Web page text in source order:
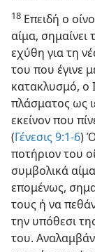
18 Επειδή ο
αίμα, σημαίνει
εχύθη για τη
του που έγινε
κατακλυσμό, ο
πλάσματος ως
εκείνον που
(Γένεσις 9:1-6)
ποτήριον του
συμβολικά
επομένως,
τους ή να
την υπόθεσι
του.